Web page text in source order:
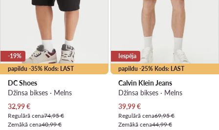
papildu -35% Kods: LAST
-19%
DC Shoes
Džinsa bikses · Melns
Pašreizējā cena
32,99€
Regulārā cena74,95 €
Zemākā cena40,99 €
papildu -25% Kods: LAST
Iespēja
Calvin Klein Jeans
Džinsa bikses · Melns
Pašreizējā cena
39,99€
Regulārā cena69,95 €
Zemākā cena44,99 €